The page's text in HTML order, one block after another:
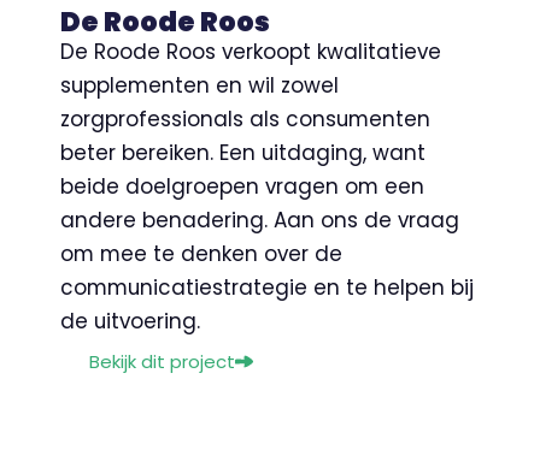
De Roode Roos
De Roode Roos verkoopt kwalitatieve
supplementen en wil zowel
zorgprofessionals als consumenten
beter bereiken. Een uitdaging, want
beide doelgroepen vragen om een
andere benadering. Aan ons de vraag
om mee te denken over de
communicatiestrategie en te helpen bij
de uitvoering.
Bekijk dit project